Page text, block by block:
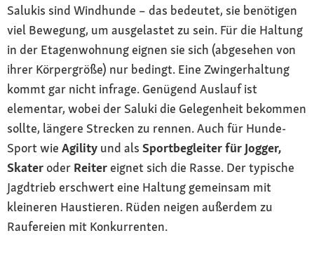
Salukis sind Windhunde – das bedeutet, sie benötigen
viel Bewegung, um ausgelastet zu sein. Für die Haltung
in der Etagenwohnung eignen sie sich (abgesehen von
ihrer Körpergröße) nur bedingt. Eine Zwingerhaltung
kommt gar nicht infrage. Genügend Auslauf ist
elementar, wobei der Saluki die Gelegenheit bekommen
sollte, längere Strecken zu rennen. Auch für Hunde-
Sport wie Agility und als Sportbegleiter für Jogger,
Skater oder Reiter eignet sich die Rasse. Der typische
Jagdtrieb erschwert eine Haltung gemeinsam mit
kleineren Haustieren. Rüden neigen außerdem zu
Raufereien mit Konkurrenten.